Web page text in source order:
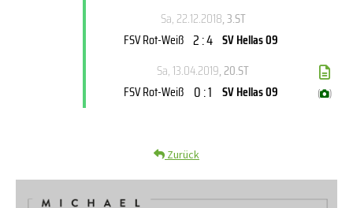
Sa, 22.12.2018, 3.ST
FSV Rot-Weiß 2 : 4 SV Hellas 09
Sa, 13.04.2019, 20.ST
FSV Rot-Weiß 0 : 1 SV Hellas 09 ( )
Zurück